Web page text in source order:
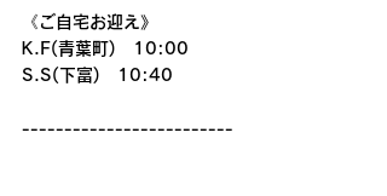
《ご自宅お迎え》
K.F(青葉町)　10:00
S.S(下富)　10:40
-------------------------